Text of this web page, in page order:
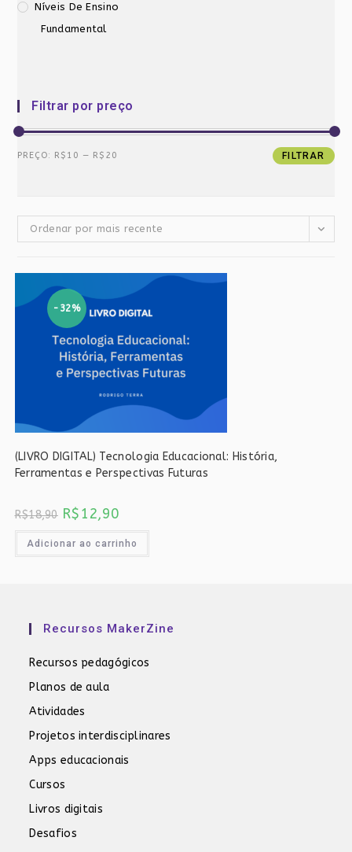
Níveis De Ensino
Fundamental
Filtrar por preço
Preço
Preço
FILTRAR
PREÇO: R$10 — R$20
Ordenar por mais recente
-32%
(LIVRO DIGITAL) Tecnologia Educacional: História,
Ferramentas e Perspectivas Futuras
R$18,90 O
preço
era:
R$12,90
é:
Adicionar ao carrinho
Recursos MakerZine
Recursos pedagógicos
Planos de aula
Atividades
Projetos interdisciplinares
Apps educacionais
Cursos
Livros digitais
Desafios